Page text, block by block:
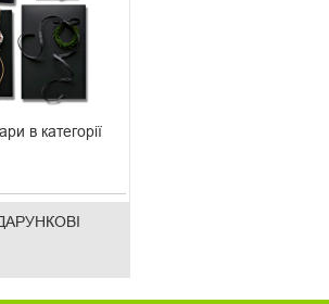
в категорії